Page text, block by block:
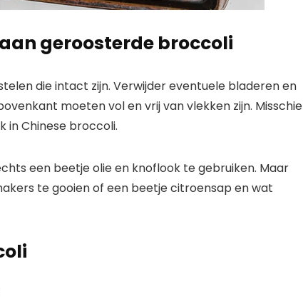
geroosterde broccoli
die intact zijn. Verwijder eventuele bladeren en
moeten vol en vrij van vlekken zijn.
in Chinese broccoli.
een beetje olie en knoflook te gebruiken. Maar
te gooien of een beetje citroensap en wat